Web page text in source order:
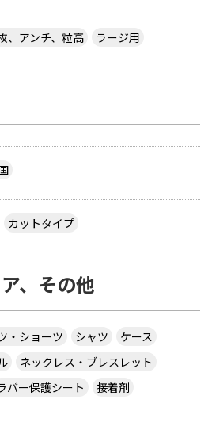
、アンチ、粒高 ラージ用
カットタイプ
、その他
・ショーツ シャツ
ケース
ネックレス・ブレスレット
バー保護シート
接着剤